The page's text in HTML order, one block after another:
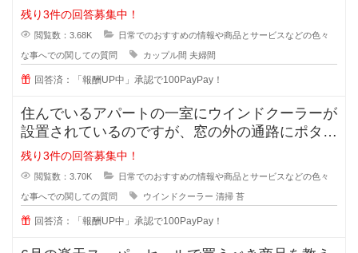
私は夫と結婚10年目ですが
残り3件の回答募集中！
閲覧数：3.68K 日常でのおすすめの情報や商品とサービスなどの色々
な事へでの関しての質問 カップル間 夫婦間
回答済：「報酬UP中」承認で100PayPay！
住んでいるアパートの一室にウインドクーラーが
設置されているのですが、窓の外の通路にポタポ
タ水が流れるので、すぐに緑のコケ
残り3件の回答募集中！
閲覧数：3.70K 日常でのおすすめの情報や商品とサービスなどの色々
な事へでの関しての質問 ウインドクーラー 清掃 苔
回答済：「報酬UP中」承認で100PayPay！